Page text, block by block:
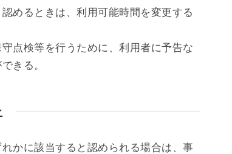
めるときは、利用可能時間を変更する
点検等を行うために、利用者に予告な
きる。
かに該当すると認められる場合は、事